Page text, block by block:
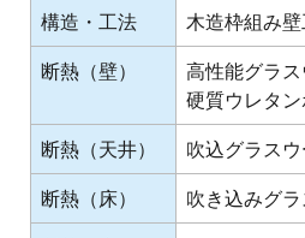
構造・工法 木造枠組み壁
断熱（壁）
高性能グラ
硬質ウレタ
断熱（天井） 吹込グラス
断熱（床） 吹き込みグ